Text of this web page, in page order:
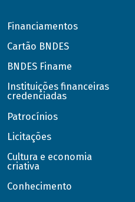
Financiamentos
Cartão BNDES
BNDES Finame
Instituições financeiras
credenciadas
Patrocínios
Licitações
Cultura e economia
criativa
Conhecimento